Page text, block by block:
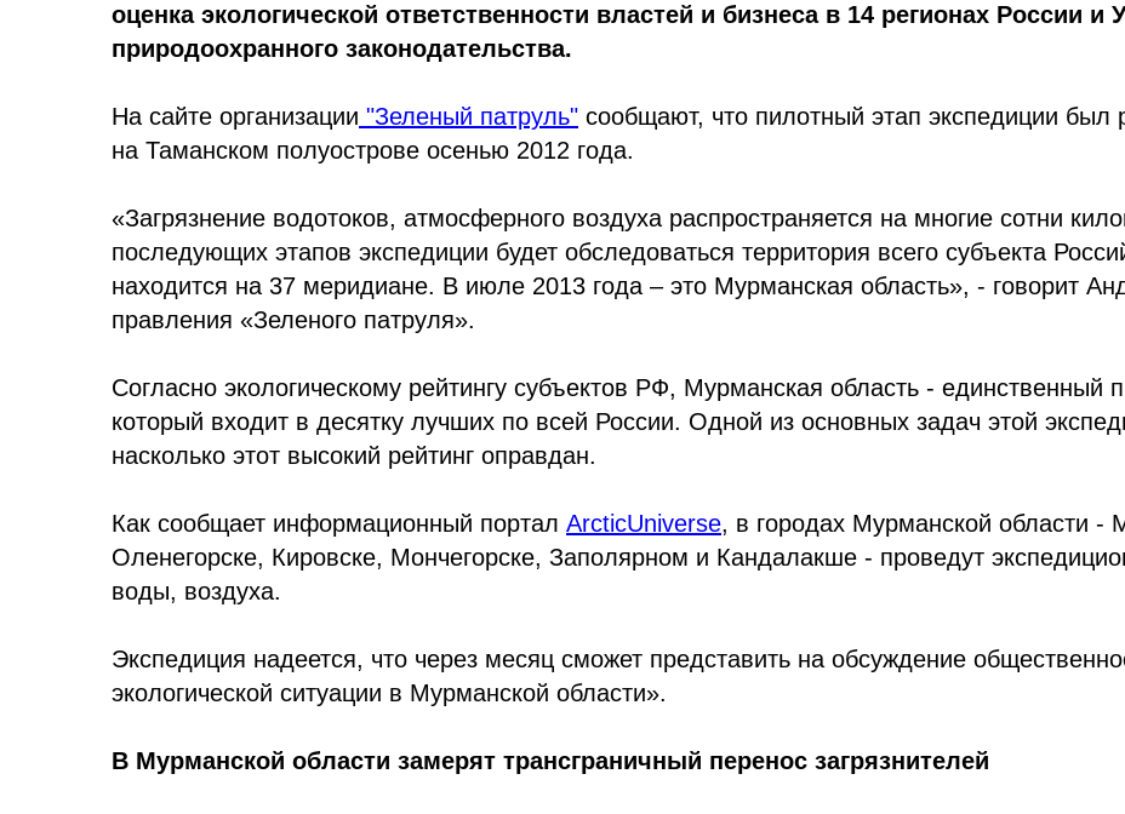
оценка экологической ответственности властей и бизнеса в 14 регионах России
природоохранного законодательства.
На сайте организации "Зеленый патруль" сообщают, что пилотный этап экспедиции был
на Таманском полуострове осенью 2012 года.
«Загрязнение водотоков, атмосферного воздуха распространяется на многие сотни
последующих этапов экспедиции будет обследоваться территория всего субъекта
находится на 37 меридиане. В июле 2013 года – это Мурманская область», - говорит
правления «Зеленого патруля».
Согласно экологическому рейтингу субъектов РФ, Мурманская область -
который входит в десятку лучших по всей России. Одной из основных задач этой
насколько этот высокий рейтинг оправдан.
Как сообщает информационный портал ArcticUniverse, в городах Мурманской области -
Оленегорске, Кировске, Мончегорске, Заполярном и Кандалакше - проведут
воды, воздуха.
Экспедиция надеется, что через месяц сможет представить на обсуждение
экологической ситуации в Мурманской области».
В Мурманской области замерят трансграничный перенос загрязнителей